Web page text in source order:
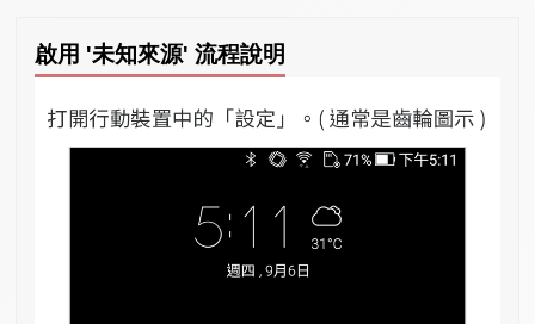
啟用 '未知來源' 流程說明